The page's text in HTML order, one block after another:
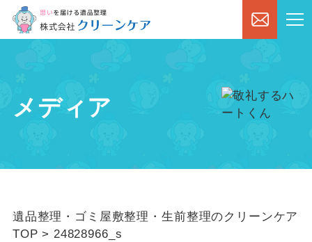
メディア
遺品整理・ゴミ屋敷整理・生前整理のクリーンケア
TOP > 24828966_s